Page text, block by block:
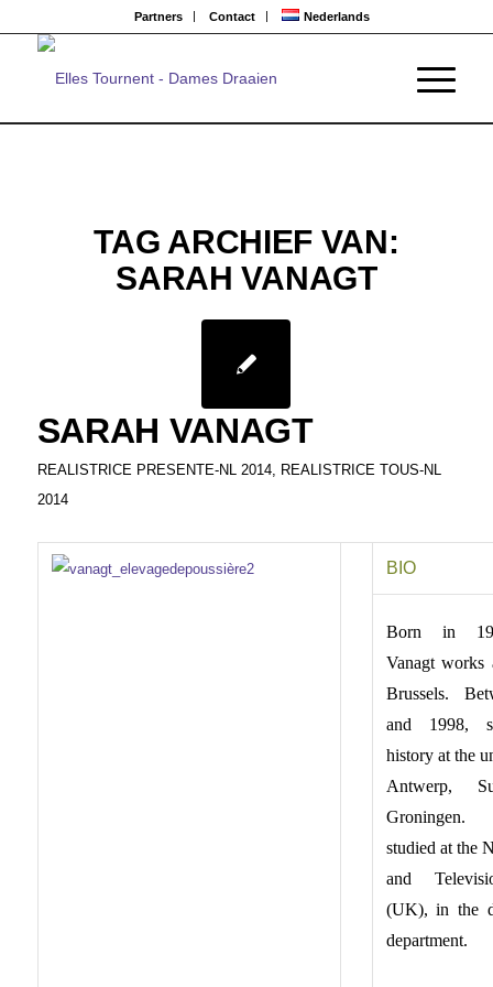
Partners Contact Nederlands
TAG ARCHIEF VAN:
SARAH VANAGT
SARAH VANAGT
REALISTRICE PRESENTE-NL 2014, REALISTRICE TOUS-NL
2014
BIO
Born in
Vanagt
Brussels.
and 1998,
history at the
Antwerp,
studied at the
and
(UK), in the
department.